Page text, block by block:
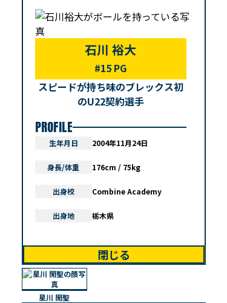
石川 裕大
#15 PG
スピードが持ち味のブレックス初
のU22契約選手
PROFILE
生年月日 2004年11月24日
身長/体重 176cm / 75kg
出身校 Combine Academy
出身地 栃木県
閉じる
星川 開聖